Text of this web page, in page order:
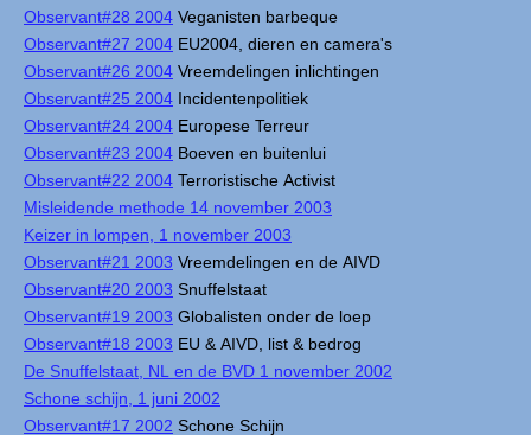
Observant#28 2004 Veganisten barbeque
Observant#27 2004 EU2004, dieren en camera's
Observant#26 2004 Vreemdelingen inlichtingen
Observant#25 2004 Incidentenpolitiek
Observant#24 2004 Europese Terreur
Observant#23 2004 Boeven en buitenlui
Observant#22 2004 Terroristische Activist
Misleidende methode 14 november 2003
Keizer in lompen, 1 november 2003
Observant#21 2003 Vreemdelingen en de AIVD
Observant#20 2003 Snuffelstaat
Observant#19 2003 Globalisten onder de loep
Observant#18 2003 EU & AIVD, list & bedrog
De Snuffelstaat, NL en de BVD 1 november 2002
Schone schijn, 1 juni 2002
Observant#17 2002 Schone Schijn